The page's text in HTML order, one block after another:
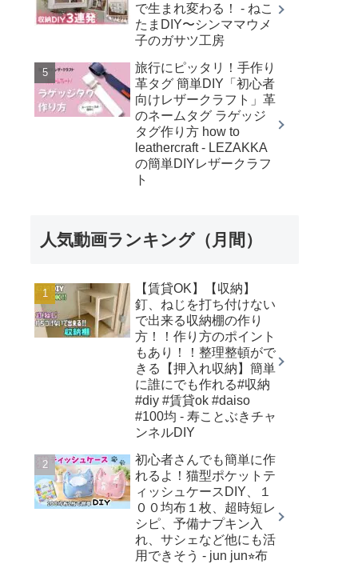
で生まれ変わる！ - ねこ
たまDIY〜シンママウメ
子のガサツ工房
旅行にピッタリ！手作り
革タグ 簡単DIY「初心者
向けレザークラフト」革
のネームタグ ラゲッジ
タグ作り方 how to
leathercraft - LEZAKKA
の簡単DIYレザークラフ
ト
人気動画ランキング（月間）
【賃貸OK】【収納】
釘、ねじを打ち付けない
で出来る収納棚の作り
方！！作り方のポイント
もあり！！整理整頓がで
きる【押入れ収納】簡単
に誰にでも作れる#収納
#diy #賃貸ok #daiso
#100均 - 寿ことぶきチャ
ンネルDIY
初心者さんでも簡単に作
れるよ！猫型ポケットテ
ィッシュケースDIY、１
００均布１枚、超時短レ
シピ、予備ナプキン入
れ、サシェなど他にも活
用できそう - jun jun⭐︎布